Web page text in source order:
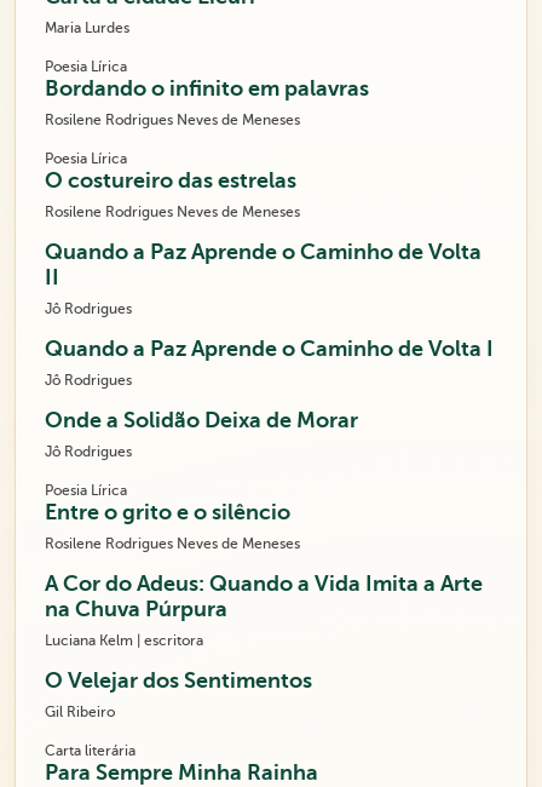
Maria Lurdes
Poesia Lírica
Bordando o infinito em palavras
Rosilene Rodrigues Neves de Meneses
Poesia Lírica
O costureiro das estrelas
Rosilene Rodrigues Neves de Meneses
Quando a Paz Aprende o Caminho de Volta
Jô Rodrigues
Quando a Paz Aprende o Caminho de Volta I
Jô Rodrigues
Onde a Solidão Deixa de Morar
Jô Rodrigues
Poesia Lírica
Entre o grito e o silêncio
Rosilene Rodrigues Neves de Meneses
A Cor do Adeus: Quando a Vida Imita a Arte
na Chuva Púrpura
Luciana Kelm | escritora
O Velejar dos Sentimentos
Gil Ribeiro
Carta literária
Para Sempre Minha Rainha